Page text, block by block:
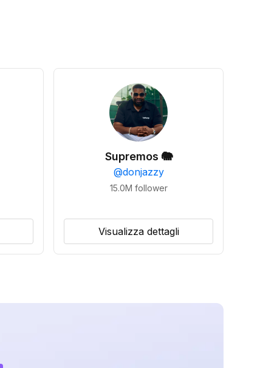
Supremos 🐘
@donjazzy
15.0M follower
Visualizza dettagli